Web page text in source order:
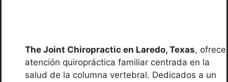
The Joint Chiropractic en Laredo, Texas, ofrece
atención quiropráctica familiar centrada en la
salud de la columna vertebral. Dedicados a un